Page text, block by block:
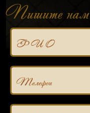
Пишите нам
Ф И О
Телефон